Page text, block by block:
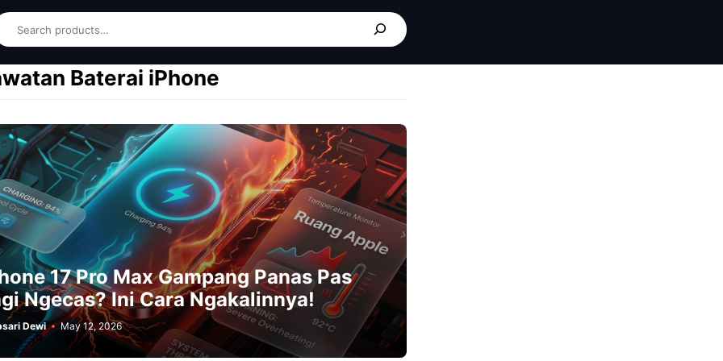
Baterai iPhone
17 Pro Max Gampang Panas Pas
Ngecas? Ini Cara Ngakalinnya!
Dewi May 12, 2026